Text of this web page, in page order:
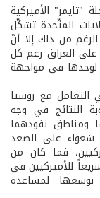
"تايمز" الأميركية
أنّ الولايات المتّحدة تشكّل
من ذلك إلا أنّ
العراق رغم كل
لوحدها في مواجهة
التعامل مع روسيا
النتائج في وجه
ومناطق نفوذهما
شعواء على الصعد
فما كان من
للأميركيين في
بوسعها لمساعدة